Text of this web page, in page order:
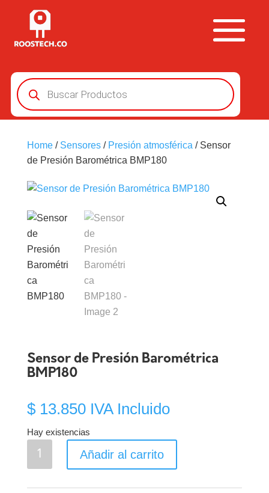
Búsqueda
de
productos
Home/ Sensores/ Presión atmosférica / Sensor
de Presión Barométrica BMP180
Sensor de Presión Barométrica
BMP180
$13.850 IVA Incluido
Hay existencias
Sensor
Añadir al carrito